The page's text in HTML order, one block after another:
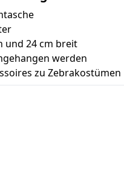
und 24 cm breit
werden
zu Zebrakostümen